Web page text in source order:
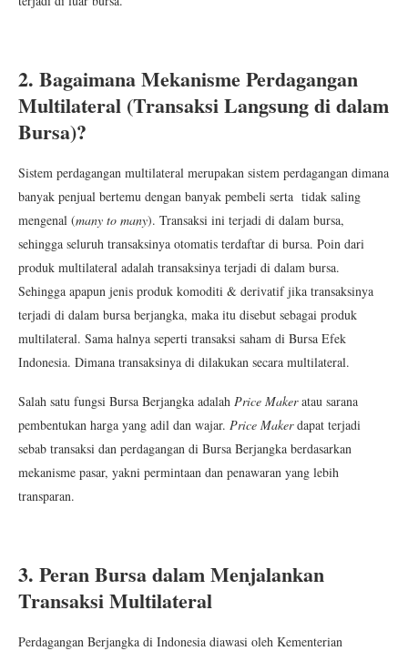
2. Bagaimana Mekanisme Perdagangan
Multilateral (Transaksi Langsung di dalam
Bursa)?
Sistem perdagangan multilateral merupakan sistem perdagangan dimana
banyak penjual bertemu dengan banyak pembeli serta tidak saling
mengenal (many to many). Transaksi ini terjadi di dalam bursa,
sehingga seluruh transaksinya otomatis terdaftar di bursa. Poin dari
produk multilateral adalah transaksinya terjadi di dalam bursa.
Sehingga apapun jenis produk komoditi & derivatif jika transaksinya
terjadi di dalam bursa berjangka, maka itu disebut sebagai produk
multilateral. Sama halnya seperti transaksi saham di Bursa Efek
Indonesia. Dimana transaksinya di dilakukan secara multilateral.
Salah satu fungsi Bursa Berjangka adalah Price Makeratau sarana
pembentukan harga yang adil dan wajar. Price Makerdapat terjadi
sebab transaksi dan perdagangan di Bursa Berjangka berdasarkan
mekanisme pasar, yakni permintaan dan penawaran yang lebih
transparan.
3. Peran Bursa dalam Menjalankan
Transaksi Multilateral
Perdagangan Berjangka di Indonesia diawasi oleh Kementerian